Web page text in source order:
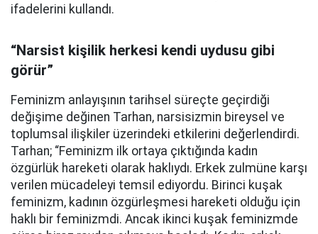
ifadelerini kullandı.
“Narsist kişilik herkesi kendi uydusu gibi
görür”
Feminizm anlayışının tarihsel süreçte geçirdiği
değişime değinen Tarhan, narsisizmin bireysel ve
toplumsal ilişkiler üzerindeki etkilerini değerlendirdi.
Tarhan; “Feminizm ilk ortaya çıktığında kadın
özgürlük hareketi olarak haklıydı. Erkek zulmüne karşı
verilen mücadeleyi temsil ediyordu. Birinci kuşak
feminizm, kadının özgürleşmesi hareketi olduğu için
haklı bir feminizmdi. Ancak ikinci kuşak feminizmde